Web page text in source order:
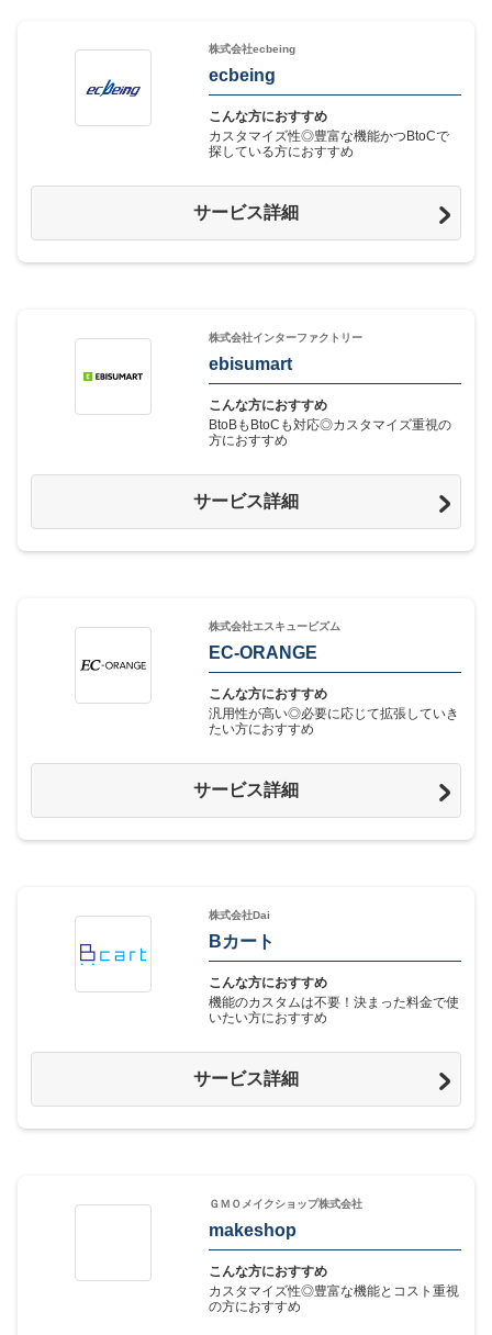
株式会社ecbeing
ecbeing
こんな方におすすめ
カスタマイズ性◎豊富な機能かつBtoCで
探している方におすすめ
サービス詳細
株式会社インターファクトリー
ebisumart
こんな方におすすめ
BtoBもBtoCも対応◎カスタマイズ重視の
方におすすめ
サービス詳細
株式会社エスキュービズム
EC-ORANGE
こんな方におすすめ
汎用性が高い◎必要に応じて拡張していき
たい方におすすめ
サービス詳細
株式会社Dai
Bカート
こんな方におすすめ
機能のカスタムは不要！決まった料金で使
いたい方におすすめ
サービス詳細
ＧＭＯメイクショップ株式会社
makeshop
こんな方におすすめ
カスタマイズ性◎豊富な機能とコスト重視
の方におすすめ